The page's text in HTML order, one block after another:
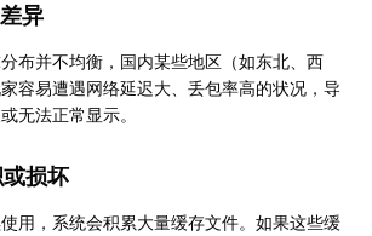
异
布并不均衡，国内某些地区（如东北、西
容易遭遇网络延迟大、丢包率高的状况，导
无法正常显示。
损坏
用，系统会积累大量缓存文件。如果这些缓